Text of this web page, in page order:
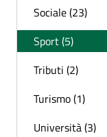
Sociale (23)
Sport (5)
Tributi (2)
Turismo (1)
Università (3)